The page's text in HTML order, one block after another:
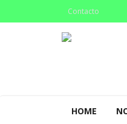
Contacto
HOME